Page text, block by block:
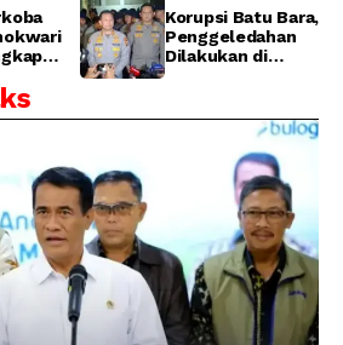
Kali
di Manokwari
Barat
Korupsi Batu Bara,
Penggeledahan
Dilakukan di